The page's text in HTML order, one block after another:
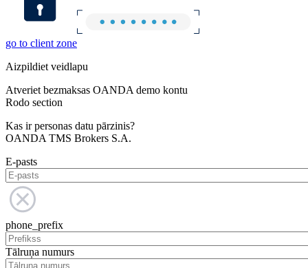
go to client zone
Aizpildiet veidlapu
Atveriet bezmaksas OANDA demo kontu
Rodo section
Kas ir personas datu pārzinis?
OANDA TMS Brokers S.A.
E-pasts
phone_prefix
Tālruņa numurs